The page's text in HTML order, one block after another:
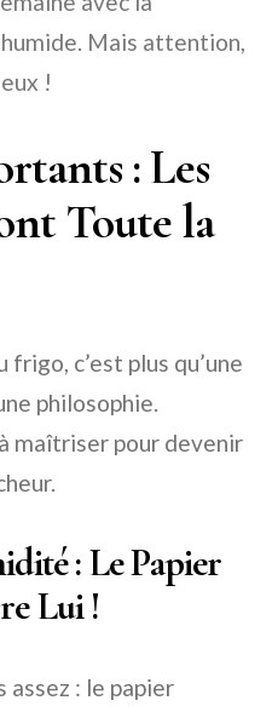
Mais attention,
!
: Les
Toute la
c’est plus qu’une
philosophie.
maîtriser pour devenir
: Le Papier
Lui !
assez : le papier